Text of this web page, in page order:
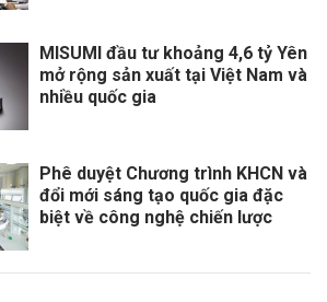
MISUMI đầu tư khoảng 4,6 tỷ Yên
mở rộng sản xuất tại Việt Nam và
nhiều quốc gia
Phê duyệt Chương trình KHCN và
đổi mới sáng tạo quốc gia đặc
biệt về công nghệ chiến lược